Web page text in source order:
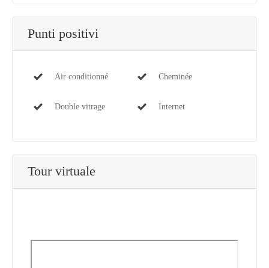
Punti positivi
Air conditionné Cheminée
Double vitrage Internet
Tour virtuale